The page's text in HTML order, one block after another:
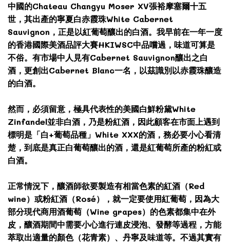
中國的Chateau Changyu Moser XV張裕摩塞爾十五
世，其出產的寧夏白赤霞珠White Cabernet
Sauvignon，正是以紅葡萄釀出的白酒。我早前在一年一度
的香港國際美酒品評大賽HKIWSC中品嚐過，味道可算是
不俗。有市場中人見有Cabernet Sauvignon釀出之白
酒，更創出Cabernet Blanc一名，以茲識別以赤霞珠釀造
的白酒。
然而，必須留意，極具代表性的美國白鮮粉黛White
Zinfandel並非白酒，乃是粉紅酒，因此顧客在市面上遇到
標明是「白+葡萄品種」White XXX的酒，務必要小心看清
楚，到底是真正白葡萄釀出的酒，還是紅葡萄所產的粉紅或
白酒。
正常情況下，釀酒師欲要製造有相當色素的紅酒（Red
wine）或粉紅酒（Rosé），就一定要使用紅葡萄，因為大
部分現代商用酒葡萄（Wine grapes）的色素都集中在外
皮，釀酒期間中需要小心進行連皮浸泡、發酵等過程，方能
萃取出適量的顏色（花青素）、丹寧及味道等。不過其實有